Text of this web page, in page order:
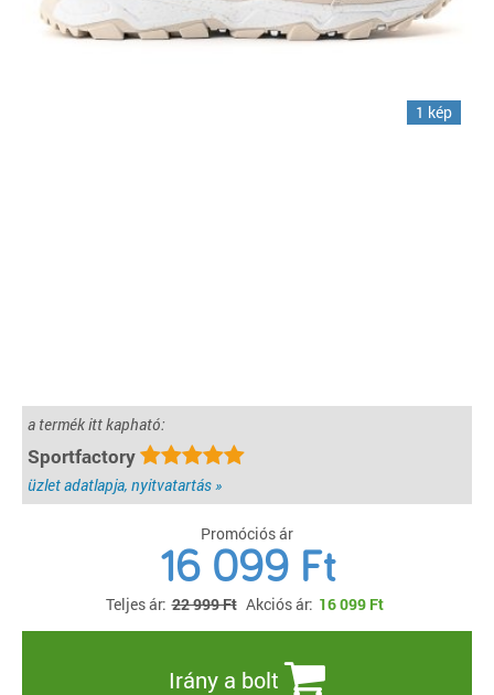
1 kép
a termék itt kapható:
Sportfactory
üzlet adatlapja, nyitvatartás »
Promóciós ár
16 099 Ft
Teljes ár: 22 999 Ft Akciós ár: 16 099 Ft
Irány a bolt